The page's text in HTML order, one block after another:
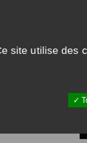
engagements
de
de nos
et de
site utilise des